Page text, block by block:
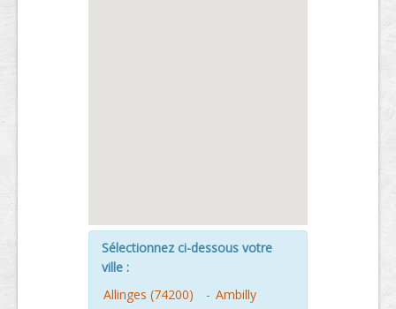
Sélectionnez ci-dessous votre
ville :
Allinges (74200)
- Ambilly